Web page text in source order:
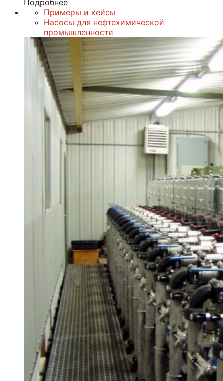
Подробнее
Примеры и кейсы
Насосы для нефтехимической
промышленности